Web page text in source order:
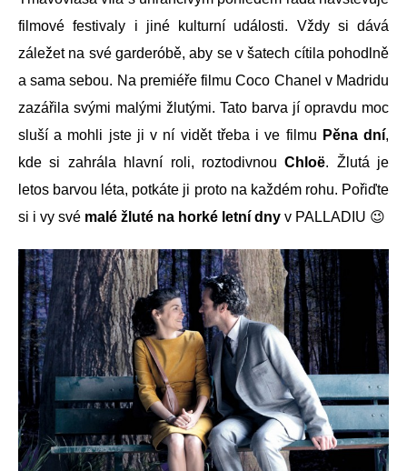
filmové festivaly i jiné kulturní události. Vždy si dává
záležet na své garderóbě, aby se v šatech cítila pohodlně
a sama sebou. Na premiéře filmu Coco Chanel v Madridu
zazářila svými malými žlutými. Tato barva jí opravdu moc
sluší a mohli jste ji v ní vidět třeba i ve filmu Pěna dní,
kde si zahrála hlavní roli, roztodivnouChloë. Žlutá je
letos barvou léta, potkáte ji proto na každém rohu. Pořiďte
si i vy své malé žluté na horké letní dny v PALLADIU 😉